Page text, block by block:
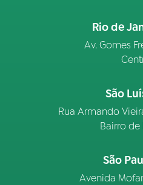
Rio de
Av. Gomes
São
Rua Armando
Bairro de
São
Avenida